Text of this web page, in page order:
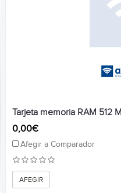
Tarjeta memoria RAM 512
0,00€
Afegir a Comparador
AFEGIR